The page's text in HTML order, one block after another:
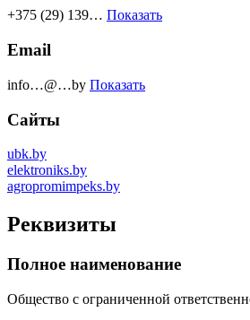
+375 (29) 139… Показать
Email
info…@…by Показать
Сайты
ubk.by
elektroniks.by
agropromimpeks.by
Реквизиты
Полное наименование
Общество с ограниченной